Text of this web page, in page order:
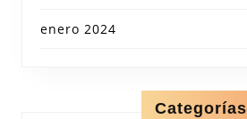
enero 2024
Categorías